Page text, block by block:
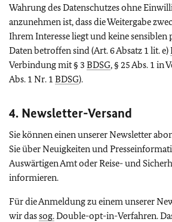
Wahrung des Datenschutzes ohne
anzunehmen ist, dass die Weitergabe
Ihrem Interesse liegt und keine sensiblen
Daten betroffen sind (Art. 6 Absatz 1 lit. e)
Verbindung mit § 3 BDSG, § 25 Abs. 1 in
Abs. 1 Nr. 1 BDSG).
4. Newsletter-Versand
Sie können einen unserer Newsletter
Sie über Neuigkeiten und
Auswärtigen Amt oder Reise- und
informieren.
Für die Anmeldung zu einem unserer
wir dassog.Double-opt-in-Verfahren.